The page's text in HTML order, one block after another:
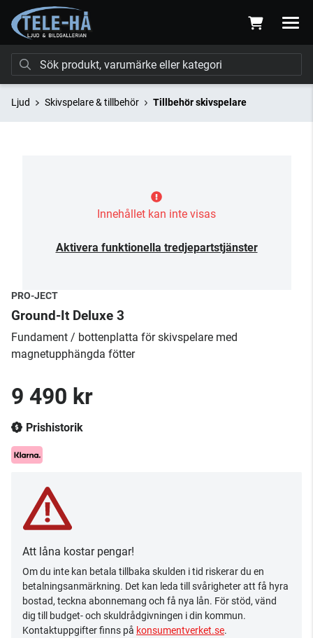
Ljud Skivspelare & tillbehör Tillbehör skivspelare
Innehållet kan inte visas
Aktivera funktionella tredjepartstjänster
PRO-JECT
Ground-It Deluxe 3
Fundament / bottenplatta för skivspelare med
magnetupphängda fötter
9 490 kr
Prishistorik
Att låna kostar pengar!
Om du inte kan betala tillbaka skulden i tid riskerar du en
betalningsanmärkning. Det kan leda till svårigheter att få hyra
bostad, teckna abonnemang och få nya lån. För stöd, vänd
dig till budget- och skuldrådgivningen i din kommun.
Kontaktuppgifter finns på konsumentverket.se.